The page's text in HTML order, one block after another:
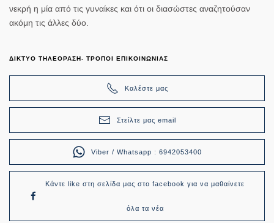
νεκρή η μία από τις γυναίκες και ότι οι διασώστες αναζητούσαν
ακόμη τις άλλες δύο.
ΔΙΚΤΥΟ ΤΗΛΕΟΡΑΣΗ- ΤΡΟΠΟΙ ΕΠΙΚΟΙΝΩΝΙΑΣ
Καλέστε μας
Στείλτε μας email
Viber / Whatsapp : 6942053400
Κάντε like στη σελίδα μας στο facebook για να μαθαίνετε
όλα τα νέα